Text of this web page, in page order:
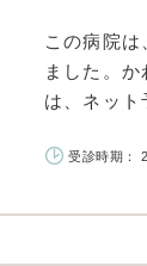
この病院
ました。
は、ネッ
受診時期：